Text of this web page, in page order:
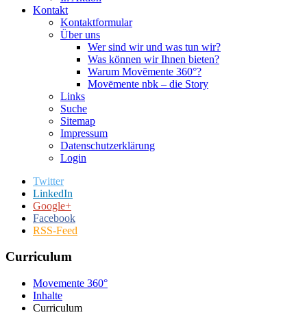
Kontakt
Kontaktformular
Über uns
Wer sind wir und was tun wir?
Was können wir Ihnen bieten?
Warum Movēmente 360°?
Movēmente nbk – die Story
Links
Suche
Sitemap
Impressum
Datenschutzerklärung
Login
Twitter
LinkedIn
Google+
Facebook
RSS-Feed
Curriculum
Movemente 360°
Inhalte
Curriculum